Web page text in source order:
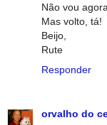
Não vou
Mas volto, tá!
Beijo,
Rute
Responder
orvalho do